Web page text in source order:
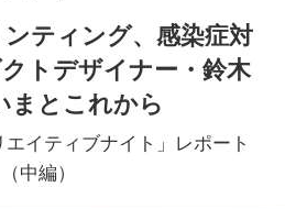
ティング、感染症対
トデザイナー・鈴木
まとこれから
イティブナイト」レポート
（中編）